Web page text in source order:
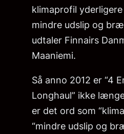
klimaprofil
mindre udslip og
udtaler Finnairs
Maaniemi.
Så anno 2012 er “4
Longhaul” ikke
er det ord som
“mindre udslip og